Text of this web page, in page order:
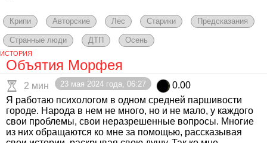
Крипи Авторские Лес Старики Предсказания
Странные люди ДТП Осень
ИСТОРИЯ
Объятия Морфея
2 мин 23 мая 2024 года, 06:27
0.00
Я работаю психологом в одном средней паршивости
городе. Народа в нем не много, но и не мало, у каждого
свои проблемы, свои неразрешенные вопросы. Многие
из них обращаются ко мне за помощью, рассказывая